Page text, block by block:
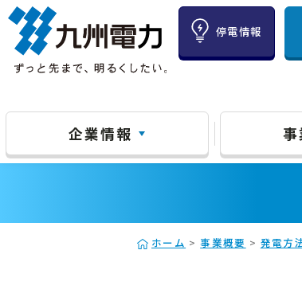
停電情報
企業情報
ホーム >事業概要 > 発電方